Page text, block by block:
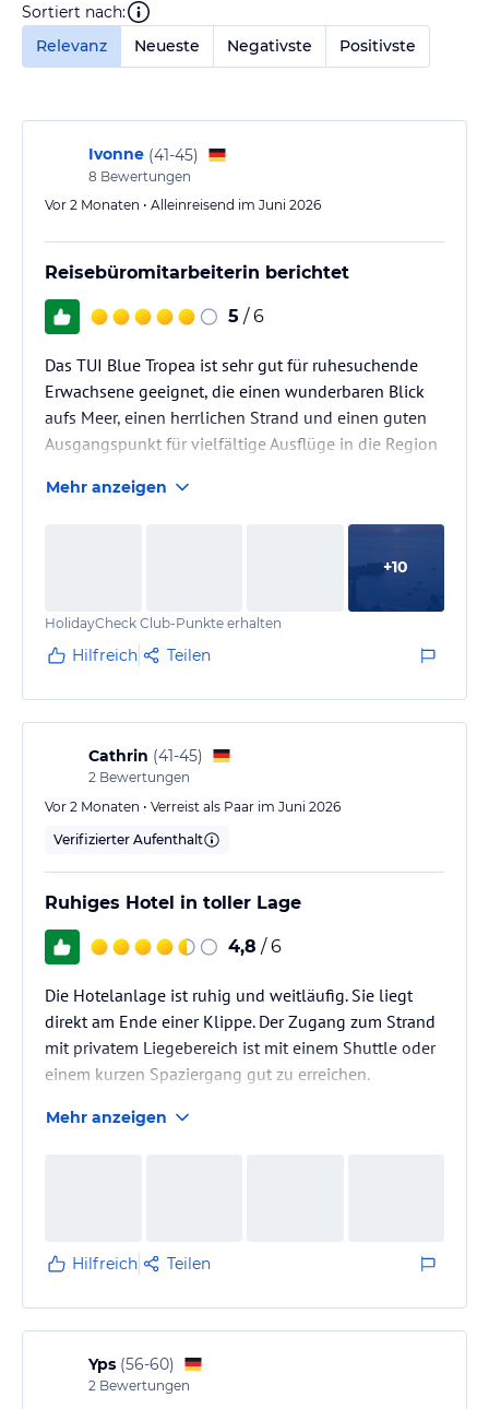
Sortiert nach:
Relevanz
Neueste Negativste Positivste
Ivonne (41-45)
8 Bewertungen
Vor 2 Monaten • Alleinreisend im Juni 2026
Reisebüromitarbeiterin berichtet
5 / 6
Das TUI Blue Tropea ist sehr gut für ruhesuchende
Erwachsene geeignet, die einen wunderbaren Blick
aufs Meer, einen herrlichen Strand und einen guten
Ausgangspunkt für vielfältige Ausflüge in die Region
Das Publikum im Adults-Only-Hotel besteht aus
Paaren jeden Alters und einigen Alleinreisenden, bzw.
angenehmes ruhiges Publikum, Deutsche und Briten
in kurzen Hosen).
Mehr anzeigen
+10
HolidayCheck Club-Punkte erhalten
Hilfreich Teilen
Cathrin (41-45)
2 Bewertungen
Vor 2 Monaten • Verreist als Paar im Juni 2026
Verifizierter Aufenthalt
Ruhiges Hotel in toller Lage
4,8 / 6
Die Hotelanlage ist ruhig und weitläufig. Sie liegt
direkt am Ende einer Klippe. Der Zugang zum Strand
mit privatem Liegebereich ist mit einem Shuttle oder
einem kurzen Spaziergang gut zu erreichen.
Mehr anzeigen
Hilfreich Teilen
Yps (56-60)
2 Bewertungen